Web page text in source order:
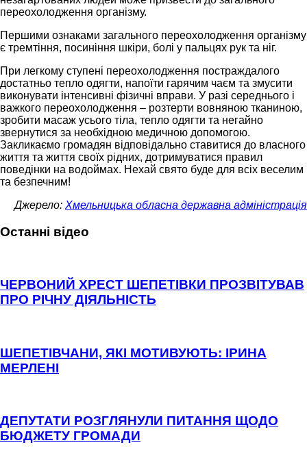
переохолодження організму.
Першими ознаками загального переохолодження організму
є тремтіння, посиніння шкіри, болі у пальцях рук та ніг.
При легкому ступені переохолодження постраждалого
достатньо тепло одягти, напоїти гарячим чаєм та змусити
виконувати інтенсивні фізичні вправи. У разі середнього і
важкого переохолодження – розтерти вовняною тканиною,
зробити масаж усього тіла, тепло одягти та негайно
звернутися за необхідною медичною допомогою.
Закликаємо громадян відповідально ставитися до власного
життя та життя своїх рідних, дотримуватися правил
поведінки на водоймах. Нехай свято буде для всіх веселим
та безпечним!
Джерело: Хмельницька обласна державна адміністрація
Останні відео
ЧЕРВОНИЙ ХРЕСТ ШЕПЕТІВКИ ПРОЗВІТУВАВ
ПРО РІЧНУ ДІЯЛЬНІСТЬ
ШЕПЕТІВЧАНИ, ЯКІ МОТИВУЮТЬ: ІРИНА
МЕРЛЕНІ
ДЕПУТАТИ РОЗГЛЯНУЛИ ПИТАННЯ ЩОДО
БЮДЖЕТУ ГРОМАДИ